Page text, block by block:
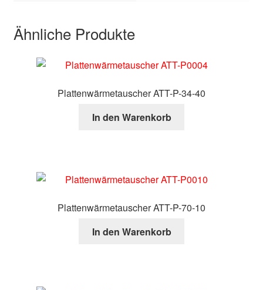
Ähnliche Produkte
Plattenwärmetauscher ATT-P-34-40
In den Warenkorb
Plattenwärmetauscher ATT-P-70-10
In den Warenkorb